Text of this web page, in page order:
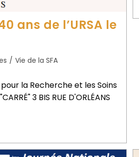
ans de l’URSA le
/ Vie de la SFA
la Recherche et les Soins
3 BIS RUE D'ORLÉANS